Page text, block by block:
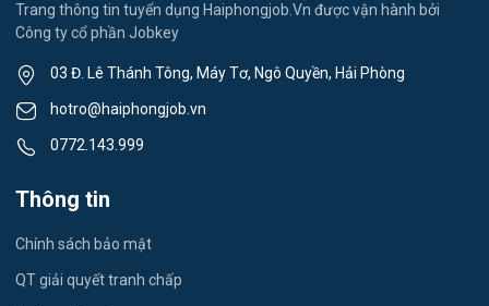
Lái xe
Tiếng Nhật
Du lịch
Công nhân
Việc làm Nam Đồng
Việc làm Tân Hưng
Việc làm Ái Quốc
Việc làm Chu Văn An
Trang thông tin tuyển dụng Haiphongjob.Vn được vận hành bởi
Công ty cổ phần Jobkey
03 Đ. Lê Thánh Tông, Máy Tơ, Ngô Quyền, Hải Phòng
hotro@haiphongjob.vn
0772.143.999
Thông tin
Chính sách bảo mật
QT giải quyết tranh chấp